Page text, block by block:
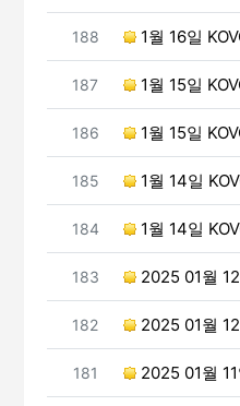
번호
188 1월 16일
번호
187 1월 15일
번호
186 1월 15일
번호
185 1월 14일
번호
184 1월 14일
번호
183 2025 01월
번호
182 2025 01월
번호
181 2025 01월